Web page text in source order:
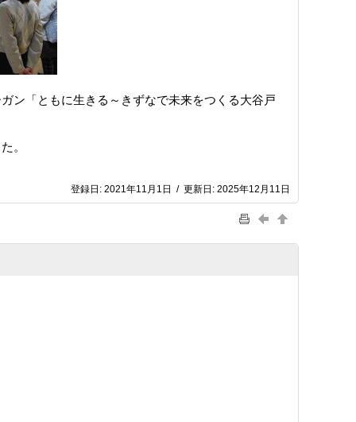
ン「ともに生きる～きずなで未来をつくる大谷戸
。
登録日: 2021年11月1日 / 更新日: 2025年12月11日